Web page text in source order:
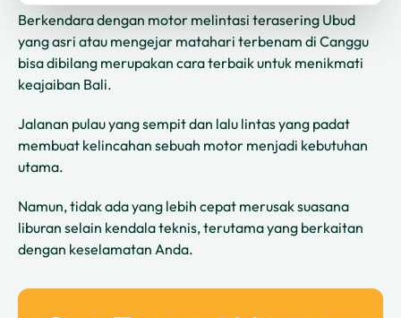
Berkendara dengan motor melintasi terasering Ubud
yang asri atau mengejar matahari terbenam di Canggu
bisa dibilang merupakan cara terbaik untuk menikmati
keajaiban Bali.
Jalanan pulau yang sempit dan lalu lintas yang padat
membuat kelincahan sebuah motor menjadi kebutuhan
utama.
Namun, tidak ada yang lebih cepat merusak suasana
liburan selain kendala teknis, terutama yang berkaitan
dengan keselamatan Anda.